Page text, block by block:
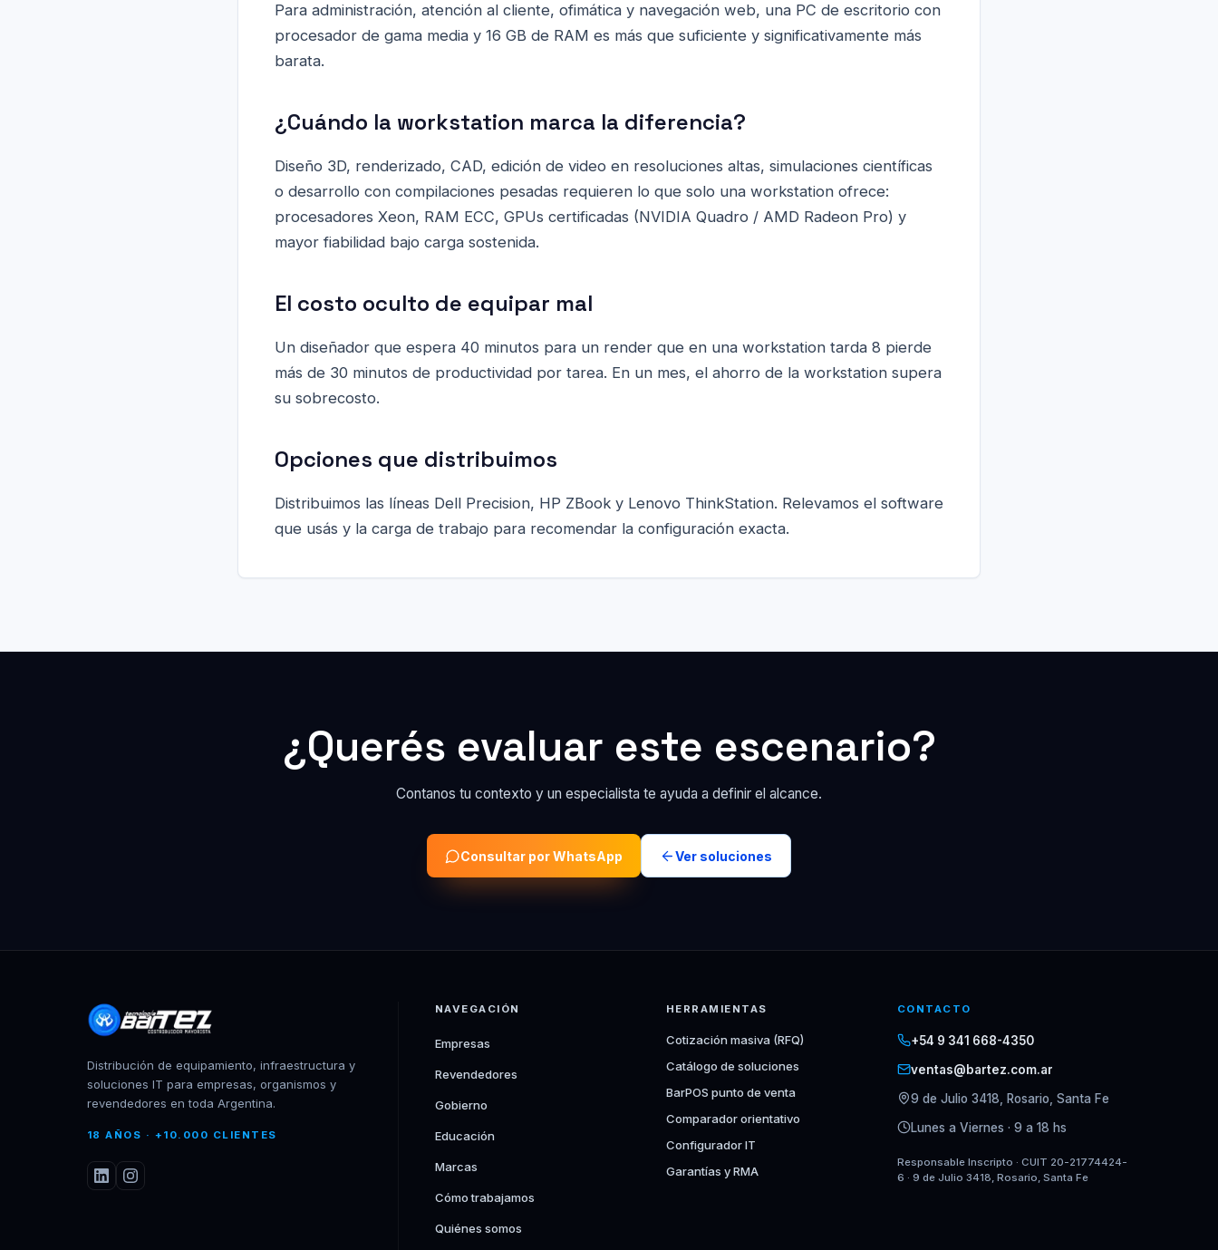
Para administración, atención al cliente, ofimática y navegación web, una PC de escritorio con
procesador de gama media y 16 GB de RAM es más que suficiente y significativamente más
barata.
¿Cuándo la workstation marca la diferencia?
Diseño 3D, renderizado, CAD, edición de video en resoluciones altas, simulaciones científicas
o desarrollo con compilaciones pesadas requieren lo que solo una workstation ofrece:
procesadores Xeon, RAM ECC, GPUs certificadas (NVIDIA Quadro / AMD Radeon Pro) y
mayor fiabilidad bajo carga sostenida.
El costo oculto de equipar mal
Un diseñador que espera 40 minutos para un render que en una workstation tarda 8 pierde
más de 30 minutos de productividad por tarea. En un mes, el ahorro de la workstation supera
su sobrecosto.
Opciones que distribuimos
Distribuimos las líneas Dell Precision, HP ZBook y Lenovo ThinkStation. Relevamos el software
que usás y la carga de trabajo para recomendar la configuración exacta.
¿Querés evaluar este escenario?
Contanos tu contexto y un especialista te ayuda a definir el alcance.
Consultar por WhatsApp Ver soluciones
Distribución de equipamiento, infraestructura y
soluciones IT para empresas, organismos y
revendedores en toda Argentina.
18 AÑOS · +10.000 CLIENTES
NAVEGACIÓN
Empresas
Revendedores
Gobierno
Educación
Marcas
Cómo trabajamos
Quiénes somos
HERRAMIENTAS
Cotización masiva (RFQ)
Catálogo de soluciones
BarPOS punto de venta
Comparador orientativo
Configurador IT
Garantías y RMA
CONTACTO
+54 9 341 668-4350
ventas@bartez.com.ar
9 de Julio 3418, Rosario, Santa Fe
Lunes a Viernes · 9 a 18 hs
Responsable Inscripto · CUIT 20-21774424-
6 · 9 de Julio 3418, Rosario, Santa Fe